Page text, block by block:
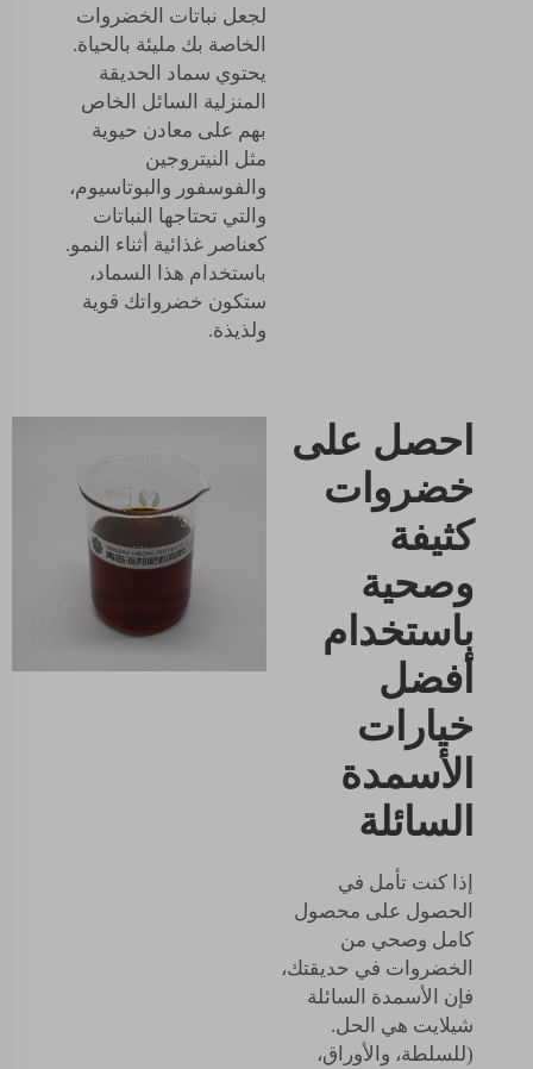
لجعل نباتات الخضروات
الخاصة بك مليئة بالحياة.
يحتوي سماد الحديقة
المنزلية السائل الخاص
بهم على معادن حيوية
مثل النيتروجين
والفوسفور والبوتاسيوم،
والتي تحتاجها النباتات
كعناصر غذائية أثناء النمو.
باستخدام هذا السماد،
ستكون خضرواتك قوية
ولذيذة.
احصل على
خضروات
كثيفة
وصحية
باستخدام
أفضل
خيارات
الأسمدة
السائلة
إذا كنت تأمل في
الحصول على محصول
كامل وصحي من
الخضروات في حديقتك،
فإن الأسمدة السائلة
شيلايت هي الحل.
(للسلطة، والأوراق،